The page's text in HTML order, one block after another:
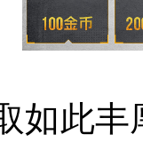
如此丰